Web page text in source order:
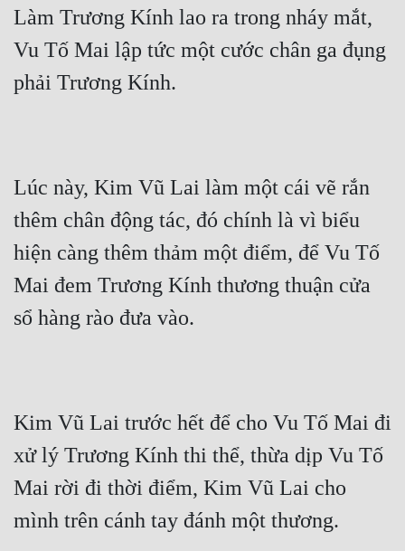
Làm Trương Kính lao ra trong nháy mắt,
Vu Tố Mai lập tức một cước chân ga đụng
phải Trương Kính.
Lúc này, Kim Vũ Lai làm một cái vẽ rắn
thêm chân động tác, đó chính là vì biểu
hiện càng thêm thảm một điểm, để Vu Tố
Mai đem Trương Kính thương thuận cửa
sổ hàng rào đưa vào.
Kim Vũ Lai trước hết để cho Vu Tố Mai đi
xử lý Trương Kính thi thể, thừa dịp Vu Tố
Mai rời đi thời điểm, Kim Vũ Lai cho
mình trên cánh tay đánh một thương.